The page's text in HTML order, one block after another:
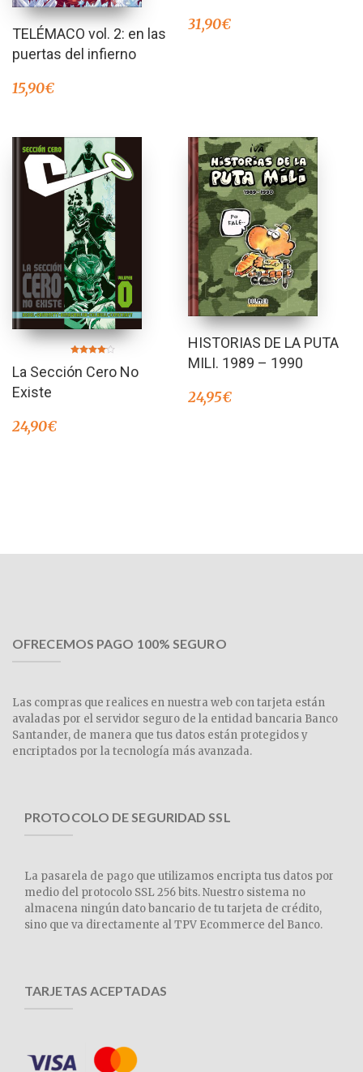
TELÉMACO vol. 2: en las
puertas del infierno
15,90€
31,90€
en
4.00
La Sección Cero No
Existe
24,90€
HISTORIAS DE LA PUTA
MILI. 1989 – 1990
24,95€
OFRECEMOS PAGO 100% SEGURO
Las compras que realices en nuestra web con tarjeta están
avaladas por el servidor seguro de la entidad bancaria Banco
Santander, de manera que tus datos están protegidos y
encriptados por la tecnología más avanzada.
PROTOCOLO DE SEGURIDAD SSL
La pasarela de pago que utilizamos encripta tus datos por
medio del protocolo SSL 256 bits. Nuestro sistema no
almacena ningún dato bancario de tu tarjeta de crédito,
sino que va directamente al TPV Ecommerce del Banco.
TARJETAS ACEPTADAS